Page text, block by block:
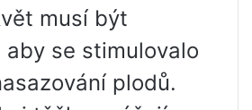
musí být
se stimulovalo
plodů.